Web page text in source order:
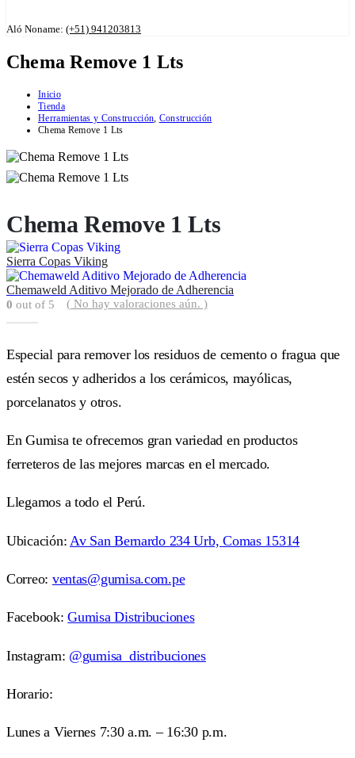
Aló Noname: (+51) 941203813
Chema Remove 1 Lts
Inicio
Tienda
Herramientas y Construcción, Construcción
Chema Remove 1 Lts
Chema Remove 1 Lts
Sierra Copas Viking
Chemaweld Aditivo Mejorado de Adherencia
0 out of 5 ( No hay valoraciones aún. )
Especial para remover los residuos de cemento o fragua que
estén secos y adheridos a los cerámicos, mayólicas,
porcelanatos y otros.
En Gumisa te ofrecemos gran variedad en productos
ferreteros de las mejores marcas en el mercado.
Llegamos a todo el Perú.
Ubicación: Av San Bernardo 234 Urb, Comas 15314
Correo: ventas@gumisa.com.pe
Facebook:Gumisa Distribuciones
Instagram: @gumisa_distribuciones
Horario:
Lunes a Viernes 7:30 a.m. – 16:30 p.m.